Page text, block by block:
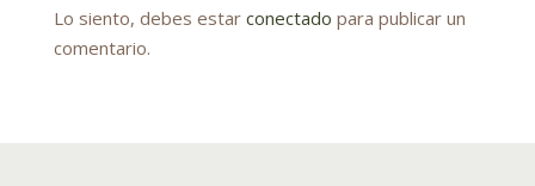
Lo siento, debes estar conectado para publicar un
comentario.